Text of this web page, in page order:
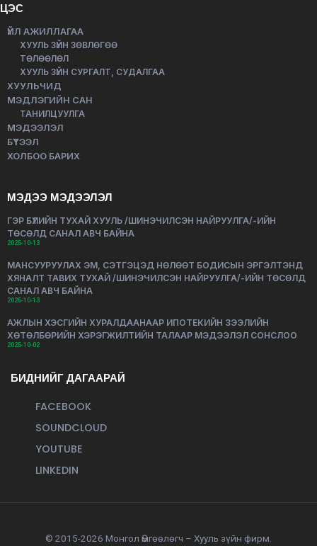
ЦЭС
ҮЙЛ АЖИЛЛАГАА
ХУУЛЬ ЗҮЙН ЗӨВЛӨГӨӨ
ТӨЛӨӨЛӨЛ
ХУУЛЬ ЗҮЙН СУРГАЛТ, СУДАЛГАА
ХУУЛЬЧИД
МЭДЛЭГИЙН САН
ТАНИЛЦУУЛГА
МЭДЭЭЛЭЛ
БҮТЭЭЛ
ХОЛБОО БАРИХ
МЭДЭЭ МЭДЭЭЛЭЛ
ГЭР БҮЛИЙН ТУХАЙ ХУУЛЬ /ШИНЭЧИЛСЭН НАЙРУУЛГА/-ИЙН
ТӨСӨЛД САНАЛ АВЧ БАЙНА
2025-10-13
МАНСУУРУУЛАХ ЭМ, СЭТГЭЦЭД НӨЛӨӨТ БОДИСЫН ЭРГЭЛТЭНД
ХЯНАЛТ ТАВИХ ТУХАЙ /ШИНЭЧИЛСЭН НАЙРУУЛГА/-ИЙН ТӨСӨЛД
САНАЛ АВЧ БАЙНА
2025-10-13
АЖЛЫН ХЭСГИЙН ХУРАЛДААНААР ИПОТЕКИЙН ЗЭЭЛИЙН
ХӨТӨЛБӨРИЙН ХЭРЭГЖИЛТИЙН ТАЛААР МЭДЭЭЛЭЛ СОНСЛОО
2025-10-02
БИДНИЙГ ДАГААРАЙ
FACEBOOK
SOUNDCLOUD
YOUTUBE
LINKEDIN
© 2015-2026 Монгол Өмгөөлөгч – Хууль зүйн фирм.